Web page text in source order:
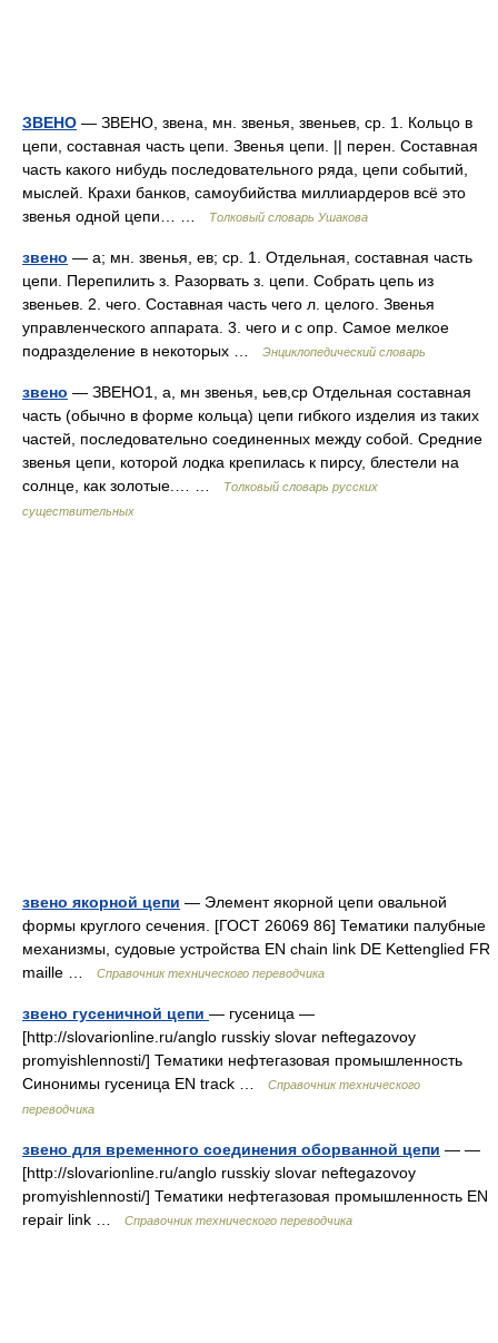
ЗВЕНО — ЗВЕНО, звена, мн. звенья, звеньев, ср. 1. Кольцо в
цепи, составная часть цепи. Звенья цепи. || перен. Составная
часть какого нибудь последовательного ряда, цепи событий,
мыслей. Крахи банков, самоубийства миллиардеров всё это
звенья одной цепи… …
Толковый словарь Ушакова
звено — а; мн. звенья, ев; ср. 1. Отдельная, составная часть
цепи. Перепилить з. Разорвать з. цепи. Собрать цепь из
звеньев. 2. чего. Составная часть чего л. целого. Звенья
управленческого аппарата. 3. чего и с опр. Самое мелкое
подразделение в некоторых …
Энциклопедический словарь
звено — ЗВЕНО1, а, мн звенья, ьев,ср Отдельная составная
часть (обычно в форме кольца) цепи гибкого изделия из таких
частей, последовательно соединенных между собой. Средние
звенья цепи, которой лодка крепилась к пирсу, блестели на
солнце, как золотые.… …
Толковый словарь русских
существительных
звено якорной цепи — Элемент якорной цепи овальной
формы круглого сечения. [ГОСТ 26069 86] Тематики палубные
механизмы, судовые устройства EN chain link DE Kettenglied FR
maille …
Справочник технического переводчика
звено гусеничной цепи — гусеница —
[http://slovarionline.ru/anglo russkiy slovar neftegazovoy
promyishlennosti/] Тематики нефтегазовая промышленность
Синонимы гусеница EN track …
Справочник технического
переводчика
звено для временного соединения оборванной цепи — —
[http://slovarionline.ru/anglo russkiy slovar neftegazovoy
promyishlennosti/] Тематики нефтегазовая промышленность EN
repair link …
Справочник технического переводчика